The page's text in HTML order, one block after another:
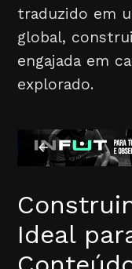
traduzido em
global,
engajada em
explorado.
Ideal